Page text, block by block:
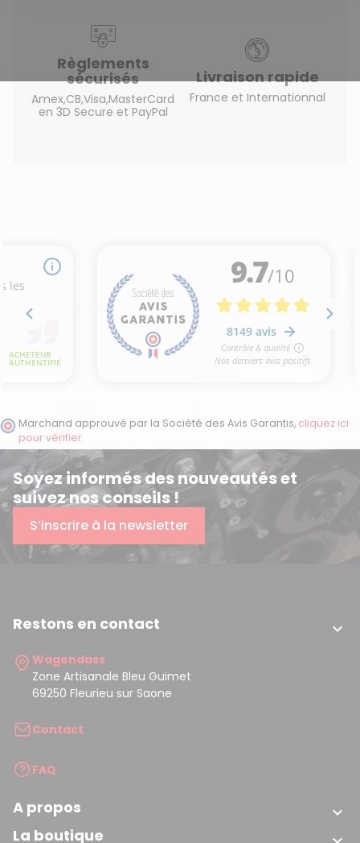
Règlements
sécurisés
Amex,CB,Visa,MasterCard
en 3D Secure et PayPal
Livraison rapide
France et Internationnal
Marchand approuvé par la Société des Avis Garantis, cliquez ici
pour vérifier.
Soyez informés des nouveautés et
suivez nos conseils !
S’inscrire à la newsletter
Restons en contact 
Wagendass
Zone Artisanale Bleu Guimet
69250 Fleurieu sur Saone
Contact
FAQ
A propos 
La boutique